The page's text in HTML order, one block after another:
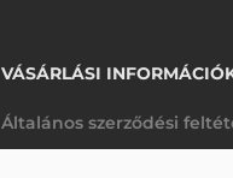
VÁSÁRLÁSI
Általános szerződési